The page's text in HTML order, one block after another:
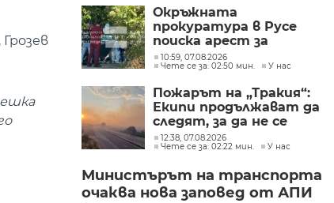
Окръжната
прокуратура в Русе
поиска арест за
петима от
участниците в
разбитата
лаборатория за
фентанил
10:59, 07.08.2026
Чете се за: 02:50 мин.
У нас
Пожарът на „Тракия“:
Екипи продължават да
следят, за да не се
разпространява
огънят
12:38, 07.08.2026
Чете се за: 02:22 мин.
У нас
Министърът на транспорта
очаква нова заповед от АПИ